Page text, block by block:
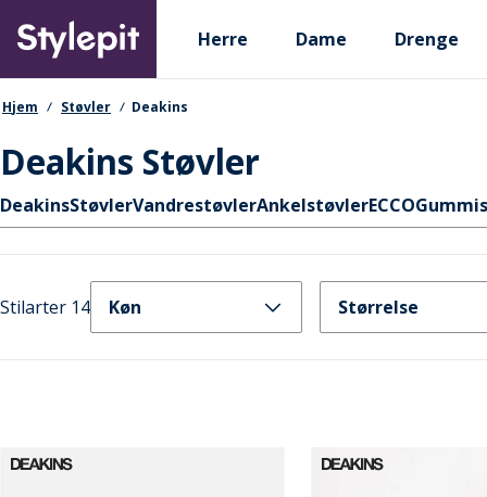
main
content
Primary departments
Herre Dame Drenge
navigationssti
Hjem Støvler Deakins
Deakins Støvler
Hurtige links
DeakinsStøvlerVandrestøvlerAnkelstøvlerECCO
Stilarter 14 Køn Størrelse